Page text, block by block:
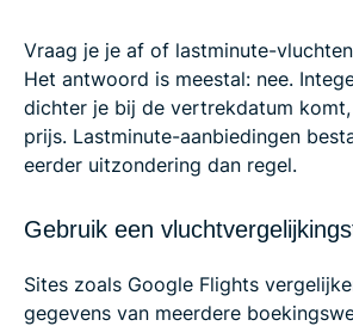
Vraag je je af of lastminute-
Het antwoord is meestal: nee.
dichter je bij de vertrekdatum
prijs. Lastminute-aanbiedingen
eerder uitzondering dan regel.
Gebruik een
Sites zoals Google Flights
gegevens van meerdere